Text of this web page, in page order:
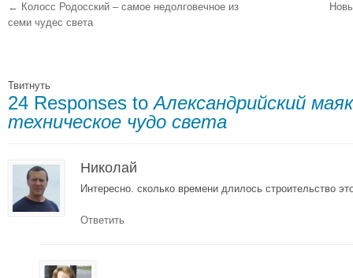
← Колосс Родосский – самое недолговечное из
семи чудес света
Твитнуть
24 Responses toАлександрийский
техническое чудо света
Николай
Интересно. сколько времени длилось строительство
Ответить